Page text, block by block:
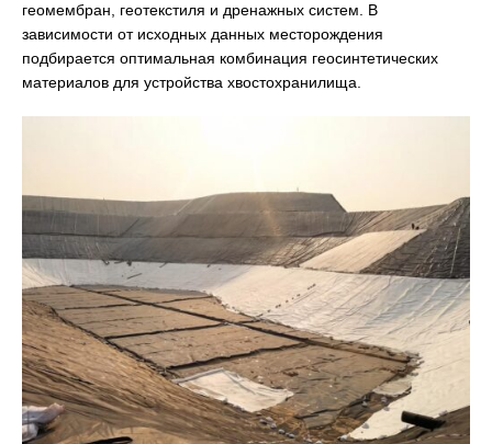
геомембран, геотекстиля и дренажных систем. В
зависимости от исходных данных месторождения
подбирается оптимальная комбинация геосинтетических
материалов для устройства хвостохранилища.